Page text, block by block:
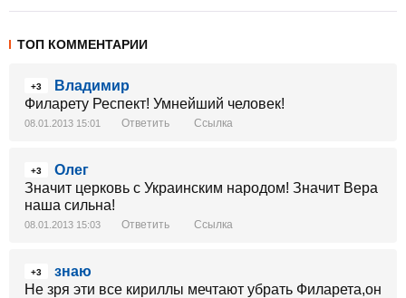
ТОП КОММЕНТАРИИ
+3
Владимир
Филарету Респект! Умнейший человек!
08.01.2013 15:01 Ответить Ссылка
+3
Олег
Значит церковь с Украинским народом! Значит Вера
наша сильна!
08.01.2013 15:03 Ответить Ссылка
+3
знаю
Не зря эти все кириллы мечтают убрать Филарета,он